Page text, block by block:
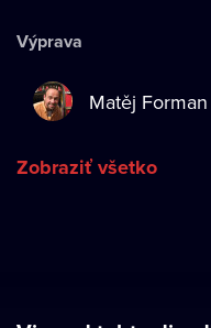
Výprava
Matěj Forman
Zobraziť všetko